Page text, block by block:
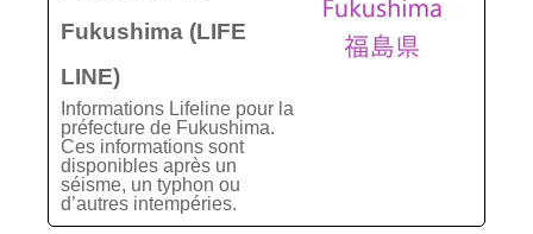
Fukushima (LIFE
LINE)
Informations Lifeline pour la
préfecture de Fukushima.
Ces informations sont
disponibles après un
séisme, un typhon ou
d’autres intempéries.